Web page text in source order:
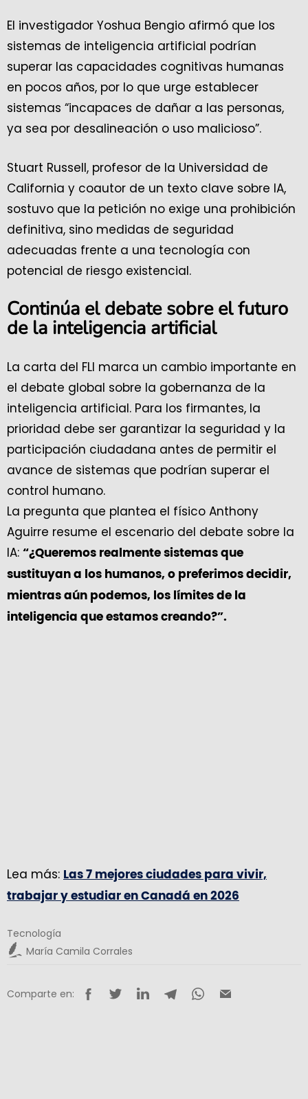
El investigador Yoshua Bengio afirmó que los
sistemas de inteligencia artificial podrían
superar las capacidades cognitivas humanas
en pocos años, por lo que urge establecer
sistemas “incapaces de dañar a las personas,
ya sea por desalineación o uso malicioso”.
Stuart Russell, profesor de la Universidad de
California y coautor de un texto clave sobre IA,
sostuvo que la petición no exige una prohibición
definitiva, sino medidas de seguridad
adecuadas frente a una tecnología con
potencial de riesgo existencial.
Continúa el debate sobre el futuro
de la inteligencia artificial
La carta del FLI marca un cambio importante en
el debate global sobre la gobernanza de la
inteligencia artificial. Para los firmantes, la
prioridad debe ser garantizar la seguridad y la
participación ciudadana antes de permitir el
avance de sistemas que podrían superar el
control humano.
La pregunta que plantea el físico Anthony
Aguirre resume el escenario del debate sobre la
IA: “¿Queremos realmente sistemas que
sustituyan a los humanos, o preferimos decidir,
mientras aún podemos, los límites de la
inteligencia que estamos creando?”.
Lea más: Las 7 mejores ciudades para vivir,
trabajar y estudiar en Canadá en 2026
Tecnología
María Camila Corrales
Comparte en: